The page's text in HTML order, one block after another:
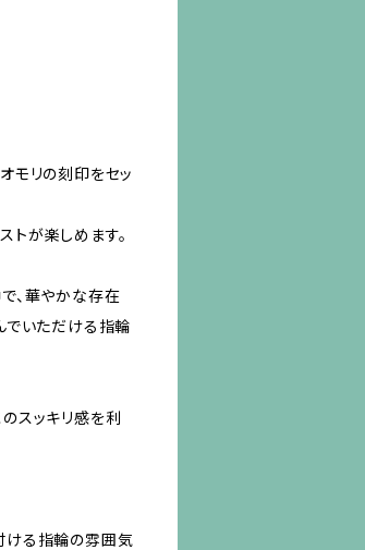
モリの刻印をセッ
トが楽しめます。
、華やかな存在
でいただける指輪
スッキリ感を利
ける指輪の雰囲気